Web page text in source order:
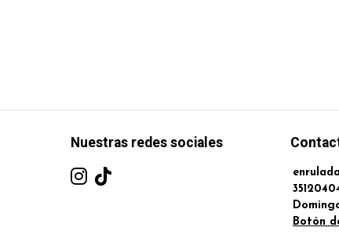
Nuestras redes sociales
Botón